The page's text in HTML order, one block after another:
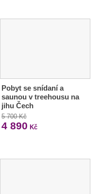
Pobyt se snídaní a
saunou v treehousu na
jihu Čech
5 700 Kč
4 890 Kč